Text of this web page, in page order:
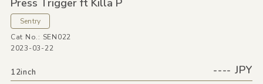
Press Trigger ft Killa P
Sentry
Cat No.: SEN022
2023-03-22
12inch ---- JPY